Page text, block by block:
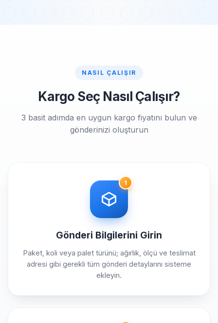
NASIL ÇALIŞIR
Kargo Seç Nasıl Çalışır?
3 basit adımda en uygun kargo fiyatını bulun ve
gönderinizi oluşturun
1
Gönderi Bilgilerini Girin
Paket, koli veya palet türünü; ağırlık, ölçü ve teslimat
adresi gibi gerekli tüm gönderi detaylarını sisteme
ekleyin.